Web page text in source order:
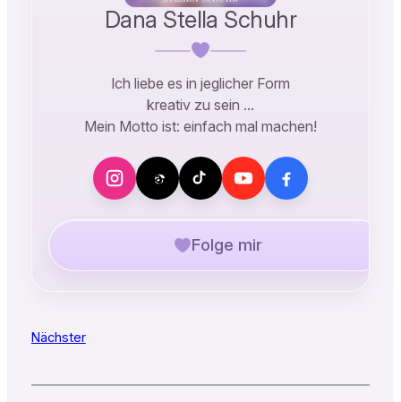
Dana Stella Schuhr
Ich liebe es in jeglicher Form
kreativ zu sein …
Mein Motto ist: einfach mal machen!
Folge mir
Nächster